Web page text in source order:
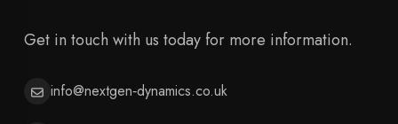
Get in touch with us today for more information.
info@nextgen‑dynamics.co.uk